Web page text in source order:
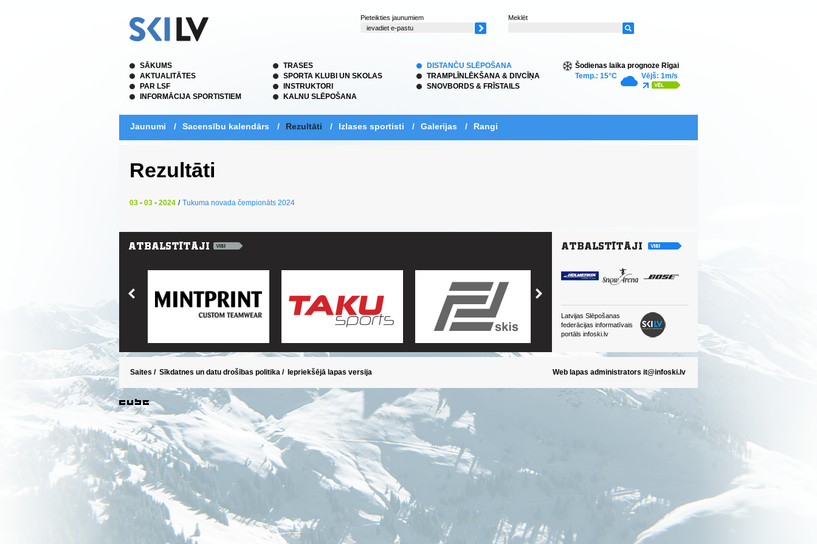
Pieteikties jaunumiem Meklēt
SĀKUMS
AKTUALITĀTES
PAR LSF
INFORMĀCIJA SPORTISTIEM
TRASES
SPORTA KLUBI UN SKOLAS
INSTRUKTORI
KALNU SLĒPOŠANA
DISTANČU SLĒPOŠANA
TRAMPLĪNLĒKŠANA & DIVCĪŅA
SNOVBORDS & FRĪSTAILS
Šodienas laika prognoze Rīgai
Temp.: 15°C
Vējš: 1m/s
Jaunumi / Sacensību kalendārs / Rezultāti / Izlases sportisti / Galerijas / Rangi
Rezultāti
03 • 03 • 2024 / Tukuma novada čempionāts 2024
Latvijas Slēpošanas
federācijas informatīvais
portāls infoski.lv
Saites / Sīkdatnes un datu drošības politika / Iepriekšējā lapas versija Web lapas administrators it@infoski.lv